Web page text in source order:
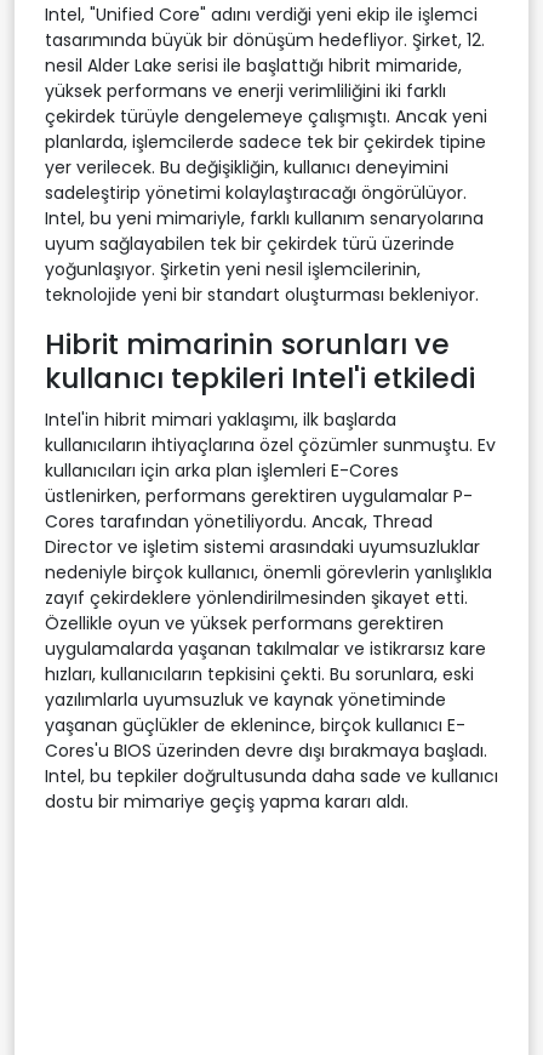
Intel, "Unified Core" adını verdiği yeni ekip ile işlemci
tasarımında büyük bir dönüşüm hedefliyor. Şirket, 12.
nesil Alder Lake serisi ile başlattığı hibrit mimaride,
yüksek performans ve enerji verimliliğini iki farklı
çekirdek türüyle dengelemeye çalışmıştı. Ancak yeni
planlarda, işlemcilerde sadece tek bir çekirdek tipine
yer verilecek. Bu değişikliğin, kullanıcı deneyimini
sadeleştirip yönetimi kolaylaştıracağı öngörülüyor.
Intel, bu yeni mimariyle, farklı kullanım senaryolarına
uyum sağlayabilen tek bir çekirdek türü üzerinde
yoğunlaşıyor. Şirketin yeni nesil işlemcilerinin,
teknolojide yeni bir standart oluşturması bekleniyor.
Hibrit mimarinin sorunları ve
kullanıcı tepkileri Intel'i etkiledi
Intel'in hibrit mimari yaklaşımı, ilk başlarda
kullanıcıların ihtiyaçlarına özel çözümler sunmuştu. Ev
kullanıcıları için arka plan işlemleri E-Cores
üstlenirken, performans gerektiren uygulamalar P-
Cores tarafından yönetiliyordu. Ancak, Thread
Director ve işletim sistemi arasındaki uyumsuzluklar
nedeniyle birçok kullanıcı, önemli görevlerin yanlışlıkla
zayıf çekirdeklere yönlendirilmesinden şikayet etti.
Özellikle oyun ve yüksek performans gerektiren
uygulamalarda yaşanan takılmalar ve istikrarsız kare
hızları, kullanıcıların tepkisini çekti. Bu sorunlara, eski
yazılımlarla uyumsuzluk ve kaynak yönetiminde
yaşanan güçlükler de eklenince, birçok kullanıcı E-
Cores'u BIOS üzerinden devre dışı bırakmaya başladı.
Intel, bu tepkiler doğrultusunda daha sade ve kullanıcı
dostu bir mimariye geçiş yapma kararı aldı.